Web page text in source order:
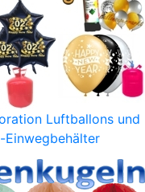
Luftballons und
Einwegbehälter